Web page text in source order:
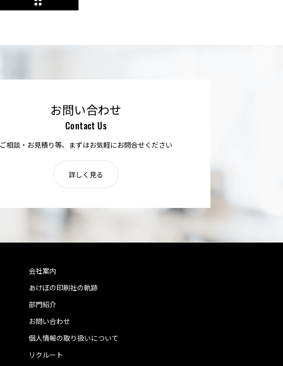
お問い合わせ
Contact Us
ご相談・お見積り等、まずはお気軽にお問合せください
詳しく見る
会社案内
あけぼの印刷社の軌跡
部門紹介
お問い合わせ
個人情報の取り扱いについて
リクルート